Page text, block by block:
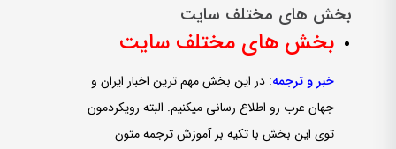
بخش های مختلف سایت
بخش های مختلف سایت
خبر و ترجمه: در این بخش مهم ­ترین اخبار ایران و
جهان عرب رو اطلاع ­رسانی می­کنیم. البته رویکردمون
توی این بخش با تکیه بر آموزش ترجمه متون